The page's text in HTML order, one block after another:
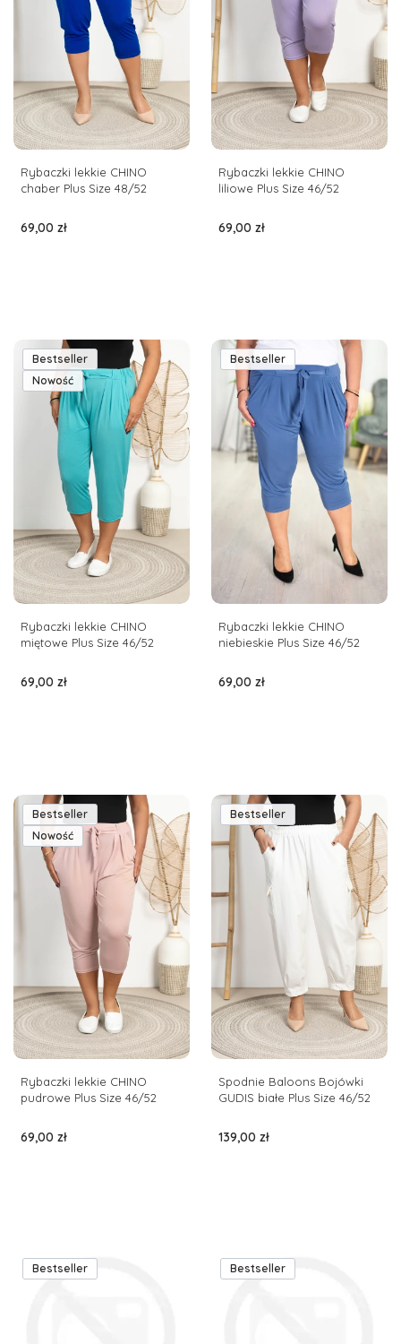
Rybaczki lekkie CHINO
chaber Plus Size 48/52
Cena
69,00 zł
Rybaczki lekkie CHINO
liliowe Plus Size 46/52
Cena
69,00 zł
Bestseller
Nowość
Rybaczki lekkie CHINO
miętowe Plus Size 46/52
Cena
69,00 zł
Bestseller
Rybaczki lekkie CHINO
niebieskie Plus Size 46/52
Cena
69,00 zł
Bestseller
Nowość
Rybaczki lekkie CHINO
pudrowe Plus Size 46/52
Cena
69,00 zł
Bestseller
Spodnie Baloons Bojówki
GUDIS białe Plus Size 46/52
Cena
139,00 zł
Bestseller Bestseller